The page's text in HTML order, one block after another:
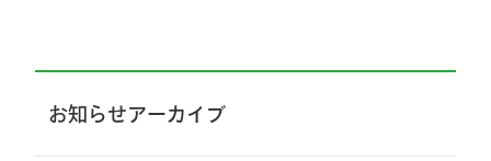
お知らせアーカイブ